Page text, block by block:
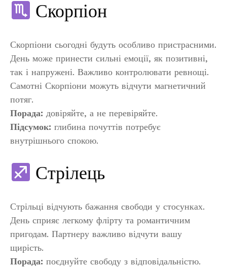
Скорпіон
Скорпіони сьогодні будуть особливо пристрасними.
День може принести сильні емоції, як позитивні,
так і напружені. Важливо контролювати ревнощі.
Самотні Скорпіони можуть відчути магнетичний
потяг.
Порада: довіряйте, а не перевіряйте.
Підсумок: глибина почуттів потребує
внутрішнього спокою.
Стрілець
Стрільці відчують бажання свободи у стосунках.
День сприяє легкому флірту та романтичним
пригодам. Партнеру важливо відчути вашу
щирість.
Порада: поєднуйте свободу з відповідальністю.